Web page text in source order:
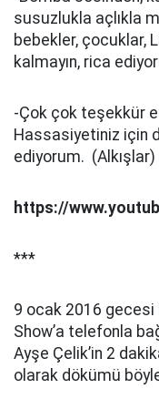
susuzlukla açlıkla
bebekler, çocuklar,
kalmayın, rica
-Çok çok teşekkür
Hassasiyetiniz için
ediyorum. (Alkışlar)
https://
***
9 ocak 2016 gecesi
Show’a telefonla
Ayşe Çelik’in 2
olarak dökümü